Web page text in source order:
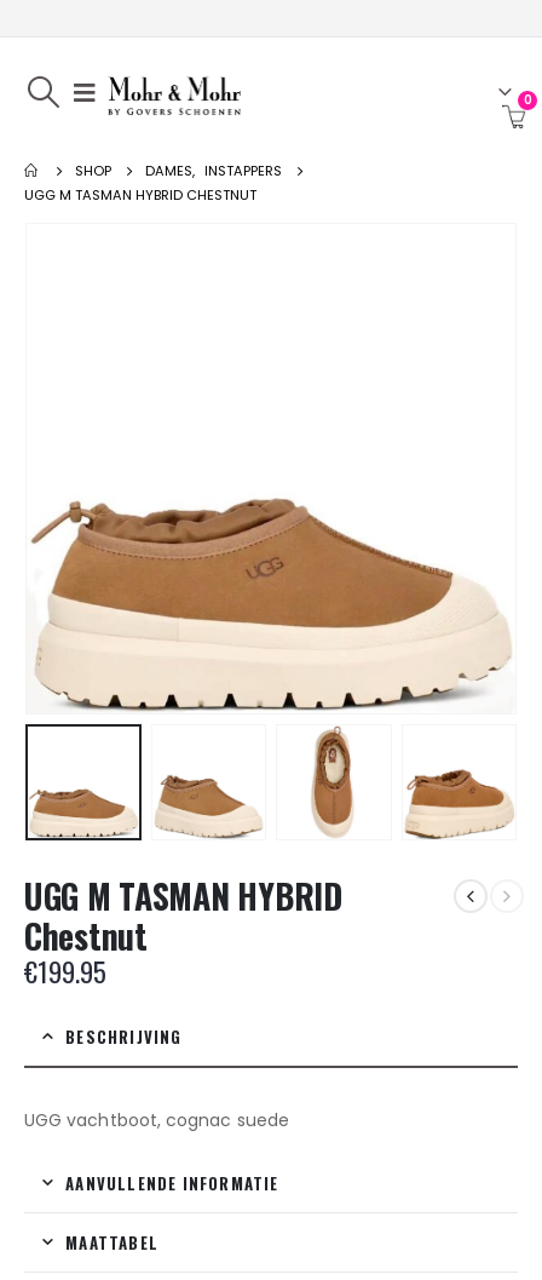
0
SHOP DAMES, INSTAPPERS
UGG M TASMAN HYBRID CHESTNUT
UGG M TASMAN HYBRID
Chestnut
€199.95
BESCHRIJVING
UGG vachtboot, cognac suede
AANVULLENDE INFORMATIE
MAATTABEL